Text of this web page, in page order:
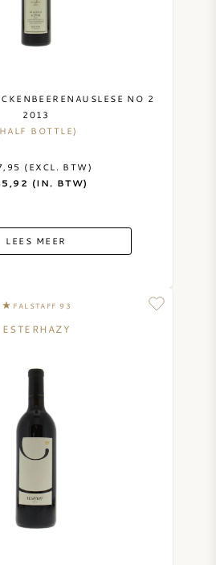
NO 2
2013
BOTTLE)
(EXCL. BTW)
(IN. BTW)
LEES MEER
FALSTAFF 93
ESTERHAZY